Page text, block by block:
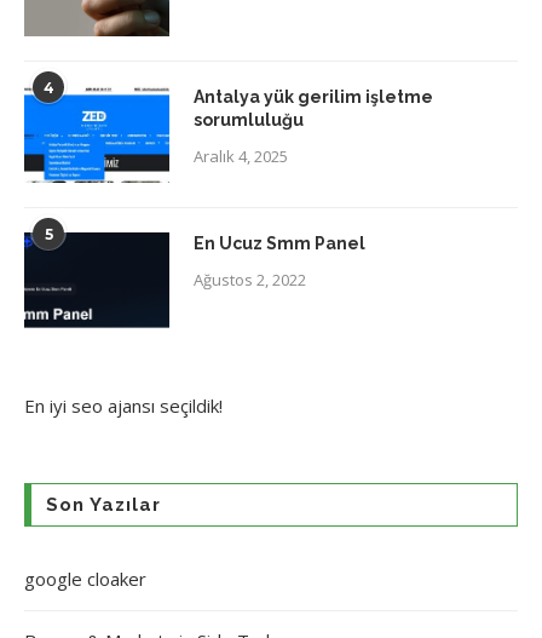
4
Antalya yük gerilim işletme
sorumluluğu
Aralık 4, 2025
5 En Ucuz Smm Panel
Ağustos 2, 2022
En iyi seo ajansı seçildik!
Son Yazılar
google cloaker